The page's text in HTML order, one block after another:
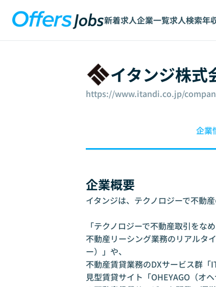
新着求人企業一覧求人検索年
イタンジ株式
https://www.itandi.co.jp/
企業
企業概要
イタンジは、テクノロジーで不動
「テクノロジーで不動産取引をな
不動産リーシング業務のリアルタ
ー）」や、
不動産賃貸業務のDXサービス群「
見型賃貸サイト「OHEYAGO（オ